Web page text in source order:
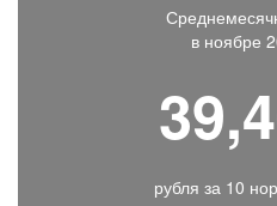
в ноябре
рубля за 10